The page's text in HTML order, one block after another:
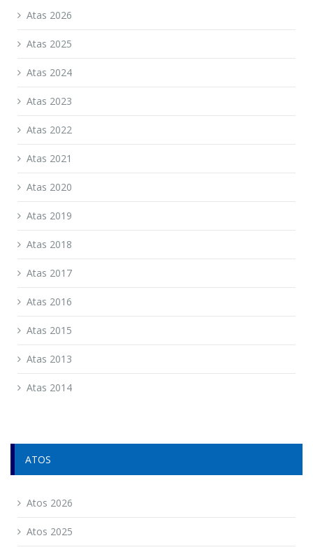
Atas 2026
Atas 2025
Atas 2024
Atas 2023
Atas 2022
Atas 2021
Atas 2020
Atas 2019
Atas 2018
Atas 2017
Atas 2016
Atas 2015
Atas 2013
Atas 2014
ATOS
Atos 2026
Atos 2025